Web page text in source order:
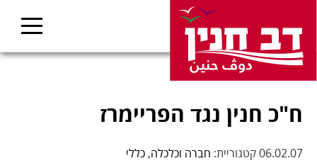
ח"כ חנין נגד הפריימרז
06.02.07 קטגוריית: חברה וכלכלה, כללי